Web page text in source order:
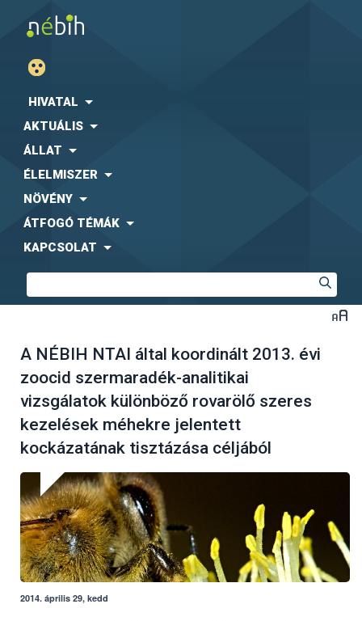
HIVATAL
AKTUÁLIS
ÁLLAT
ÉLELMISZER
NÖVÉNY
ÁTFOGÓ TÉMÁK
KAPCSOLAT
A NÉBIH NTAI által koordinált 2013. évi
zoocid szermaradék-analitikai
vizsgálatok különböző rovarölő szeres
kezelések méhekre jelentett
kockázatának tisztázása céljából
2014. április 29, kedd